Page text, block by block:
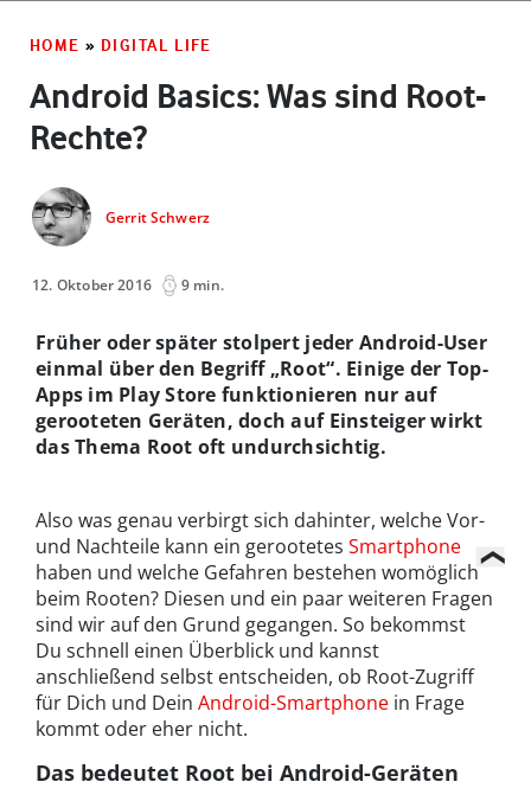
HOME » DIGITAL LIFE
Android Basics: Was sind Root-
Rechte?
Gerrit Schwerz
12. Oktober 2016 9 min.
Früher oder später stolpert jeder Android-User
einmal über den Begriff „Root“. Einige der Top-
Apps im Play Store funktionieren nur auf
gerooteten Geräten, doch auf Einsteiger wirkt
das Thema Root oft undurchsichtig.
Also was genau verbirgt sich dahinter, welche Vor-
und Nachteile kann ein gerootetes Smartphone
haben und welche Gefahren bestehen womöglich
beim Rooten? Diesen und ein paar weiteren Fragen
sind wir auf den Grund gegangen. So bekommst
Du schnell einen Überblick und kannst
anschließend selbst entscheiden, ob Root-Zugriff
für Dich und Dein Android-Smartphone in Frage
kommt oder eher nicht.
Das bedeutet Root bei Android-Geräten